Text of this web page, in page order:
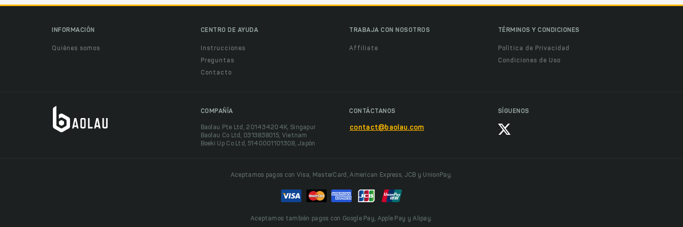
INFORMACIÓN
Quiénes somos
CENTRO DE AYUDA
Instrucciones
Preguntas
Contacto
TRABAJA CON NOSOTROS
Affiliate
TÉRMINOS Y CONDICIONES
Política de Privacidad
Condiciones de Uso
COMPAÑÍA
Baolau Pte Ltd, 201434204K, Singapur
Baolau Co Ltd, 0313838015, Vietnam
Boeki Up Co Ltd, 5140001101308, Japón
CONTÁCTANOS
contact@baolau.com
SÍGUENOS
Aceptamos pagos con Visa, MasterCard, American Express, JCB y UnionPay.
Aceptamos también pagos con Google Pay, Apple Pay y Alipay.